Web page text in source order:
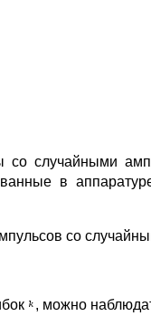
случайными
в
со
, можно